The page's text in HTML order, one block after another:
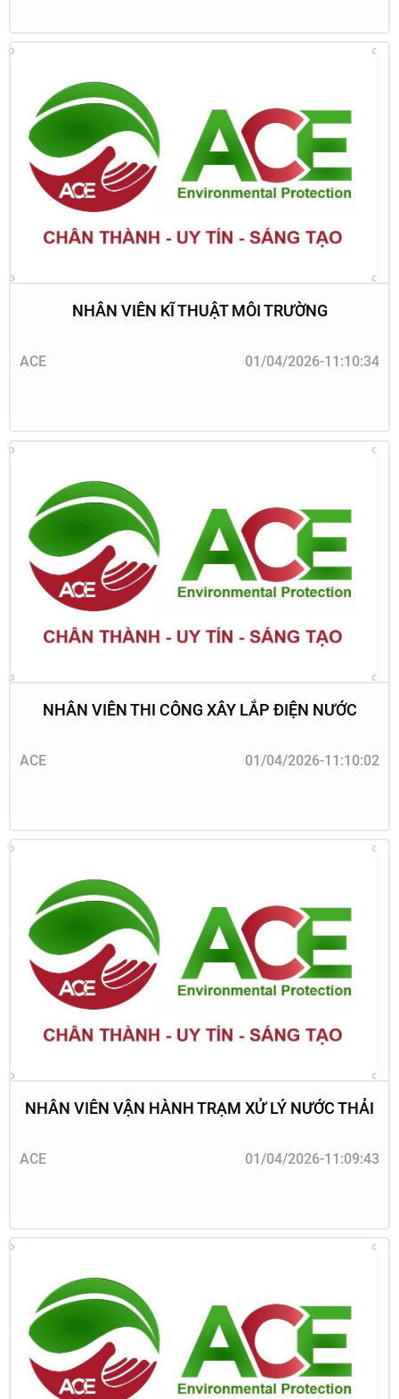
NHÂN VIÊN KĨ THUẬT MÔI TRƯỜNG
ACE 01/04/2026-11:10:34
NHÂN VIÊN THI CÔNG XÂY LẮP ĐIỆN NƯỚC
ACE 01/04/2026-11:10:02
NHÂN VIÊN VẬN HÀNH TRẠM XỬ LÝ NƯỚC THẢI
ACE 01/04/2026-11:09:43